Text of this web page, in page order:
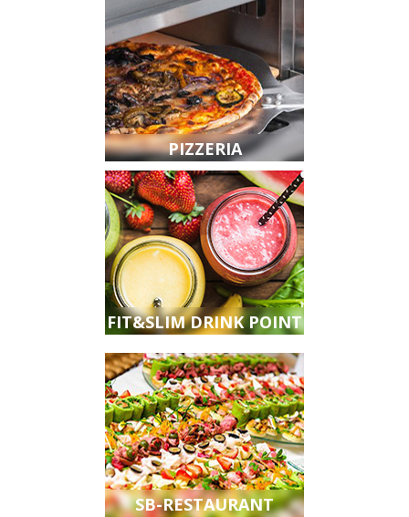
PIZZERIA
FIT&SLIM DRINK POINT
SB-RESTAURANT